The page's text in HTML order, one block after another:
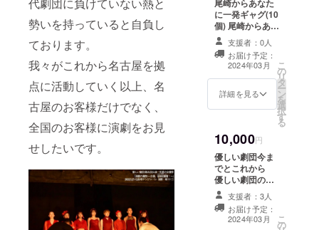
勢いを持っていると自負し
ております。
我々がこれから名古屋を拠
点に活動していく以上、名
古屋のお客様だけでなく、
全国のお客様に演劇をお見
せしたいです。
に一発ギャグ(10
個) 尾崎からあな
たのためだけに
オリジナルの一
発ギャグ(動画)
をお贈りいたし
ます。
支援者：0人
お届け予定：
2024年03月
詳細を見る
こ
の
リ
タ
ー
ン
を
選
択
す
る
10,000円
優しい劇団今ま
でとこれから
優しい劇団の劇
団員全員による
エッセイです。
過去公演の振り
返り、東京公演
支援者：3人
お届け予定：
2024年03月
こ
の